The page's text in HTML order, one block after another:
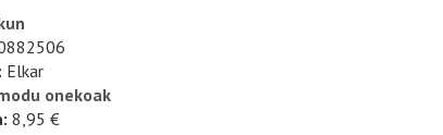
Elkar
onekoak
8,95 €